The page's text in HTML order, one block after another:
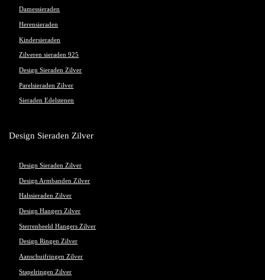
Damessieraden
Herensieraden
Kindersieraden
Zilveren sieraden 925
Design Sieraden Zilver
Parelsieraden Zilver
Sieraden Edelstenen
Design Sieraden Zilver
Design Sieraden Zilver
Design Armbanden Zilver
Halssieraden Zilver
Design Hangers Zilver
Sterrenbeeld Hangers Zilver
Design Ringen Zilver
Aanschuifringen Zilver
Stapelringen Zilver